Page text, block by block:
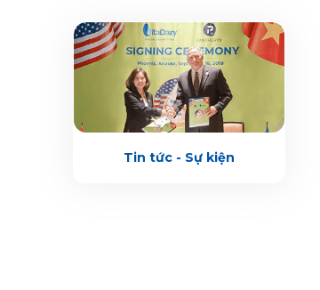
Tin tức - Sự kiện